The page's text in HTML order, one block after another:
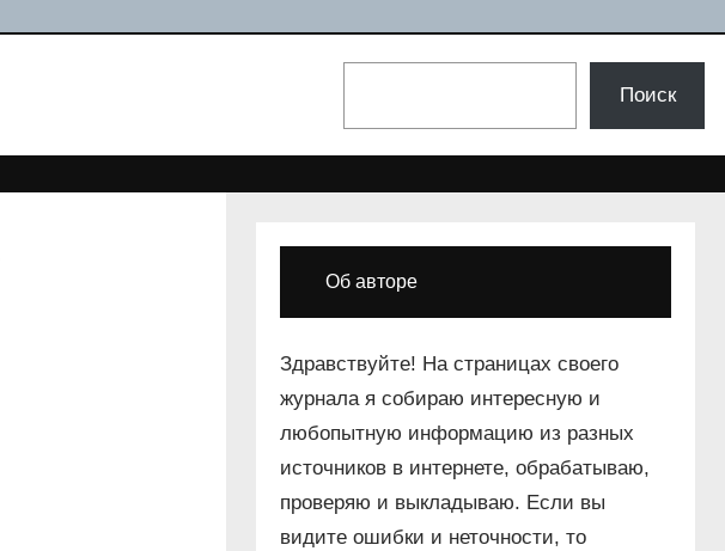
Поиск
Об авторе
Здравствуйте! На страницах своего
журнала я собираю интересную и
любопытную информацию из разных
источников в интернете, обрабатываю,
проверяю и выкладываю. Если вы
видите ошибки и неточности, то